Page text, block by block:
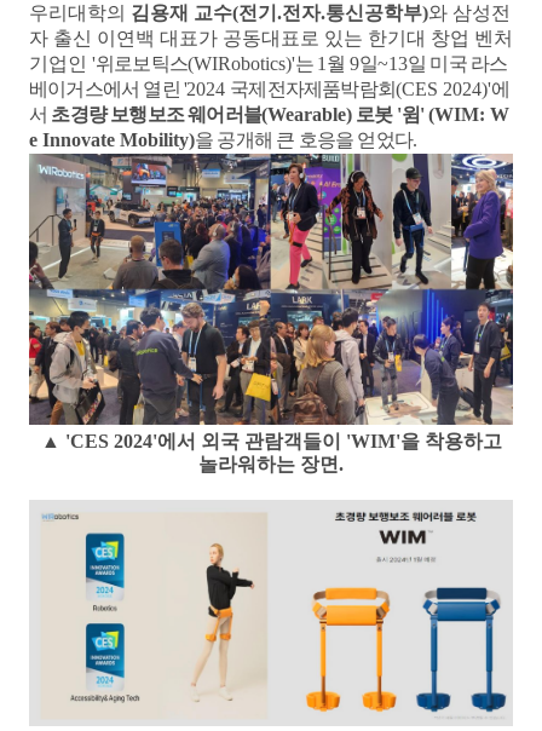
우리대학의 김용재 교수(전기 .전자.통신공학부)와 삼성전
자 출신 이연백 대표가 공동대표로 있는 한기대 창업 벤처
기업인 '위로보틱스(WIRobotics)'는 1 월 9일~13일 미국 라스
베이거스에서 열린 '2024 국제전자제품박람회(CES 2024)'에
서 초경량 보행보조 웨어러블(Wearable) 로봇 '윔'(WIM: W
e Innovate Mobility)을 공개해 큰 호응을 얻었다.
▲ 'CES 2024'에서 외국 관람객들이 'WIM'을 착용하고
놀라워하는 장면.